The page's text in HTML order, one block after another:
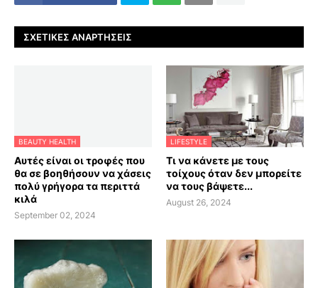
ΣΧΕΤΙΚΈΣ ΑΝΑΡΤΉΣΕΙΣ
BEAUTY HEALTH
Αυτές είναι οι τροφές που
θα σε βοηθήσουν να χάσεις
πολύ γρήγορα τα περιττά
κιλά
September 02, 2024
LIFESTYLE
Τι να κάνετε με τους
τοίχους όταν δεν μπορείτε
να τους βάψετε...
August 26, 2024